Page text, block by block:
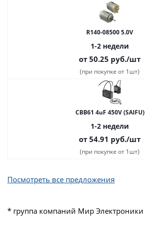
R140-08500 5.0V
1-2 недели
от 50.25 руб./шт
(при покупке от 1шт)
CBB61 4uF 450V (SAIFU)
1-2 недели
от 54.91 руб./шт
(при покупке от 1шт)
Посмотреть все предложения
* группа компаний Мир Электроники